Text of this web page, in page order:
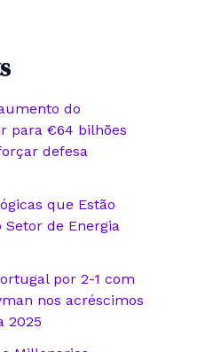
do
para €64 bilhões
defesa
que Estão
de Energia
por 2-1 com
nos acréscimos
2025